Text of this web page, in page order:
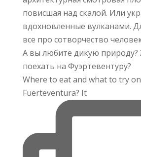
Where to eat and what to try on
Fuerteventura? It